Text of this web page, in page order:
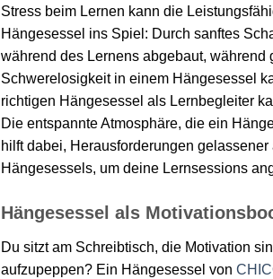
Stress beim Lernen kann die
Hängesessel ins Spiel: Durch sanftes
während des Lernens abgebaut,
Schwerelosigkeit in einem Hängesessel
richtigen Hängesessel als Lernbegleiter
Die entspannte Atmosphäre, die ein
hilft dabei, Herausforderungen
Hängesessels, um deine Lernsessions
Hängesessel als
Du sitzt am Schreibtisch, die Motivation
aufzupeppen? Ein Hängesessel von